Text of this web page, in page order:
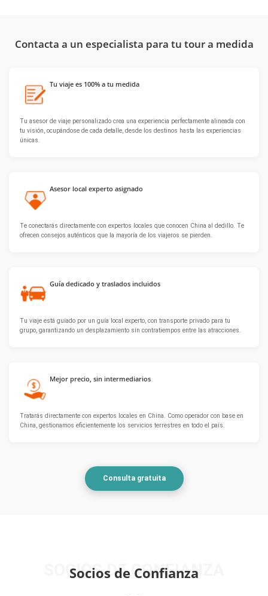
Contacta a un especialista para tu tour a medida
Tu viaje es 100% a tu medida
Tu asesor de viaje personalizado crea una experiencia perfectamente alineada con
tu visión, ocupándose de cada detalle, desde los destinos hasta las experiencias
únicas.
Asesor local experto asignado
Te conectarás directamente con expertos locales que conocen China al dedillo. Te
ofrecen consejos auténticos que la mayoría de los viajeros se pierden.
Guía dedicado y traslados incluidos
Tu viaje está guiado por un guía local experto, con transporte privado para tu
grupo, garantizando un desplazamiento sin contratiempos entre las atracciones.
Mejor precio, sin intermediarios
Tratarás directamente con expertos locales en China. Como operador con base en
China, gestionamos eficientemente los servicios terrestres en todo el país.
Consulta gratuita
SOCIOS DE CONFIANZA
Socios de Confianza